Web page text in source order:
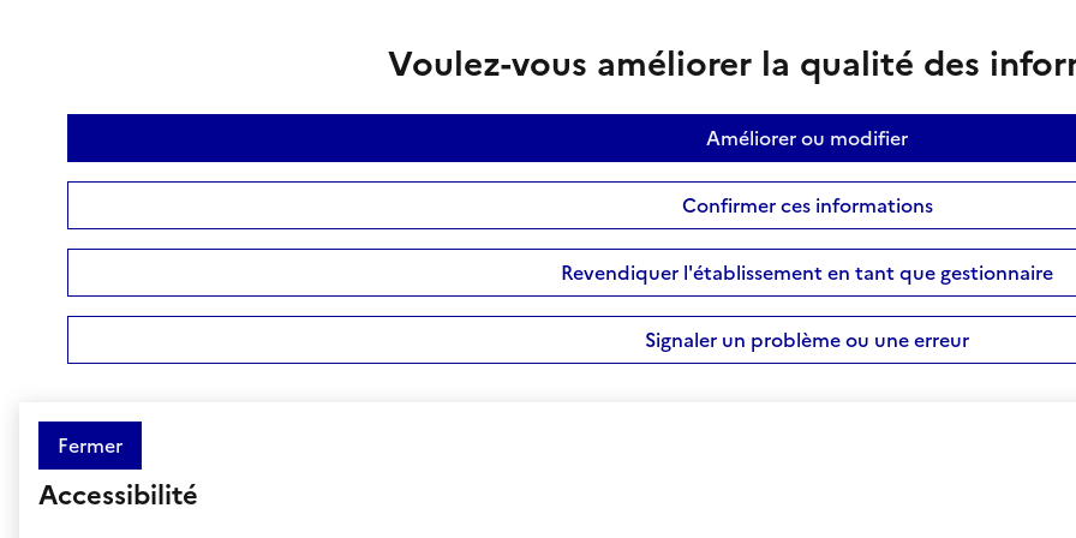
Voulez-vous améliorer la qualité des
Améliorer ou modifier
Confirmer ces informations
Revendiquer l'établissement en tant que gestionnaire
Signaler un problème ou une erreur
Fermer
Accessibilité